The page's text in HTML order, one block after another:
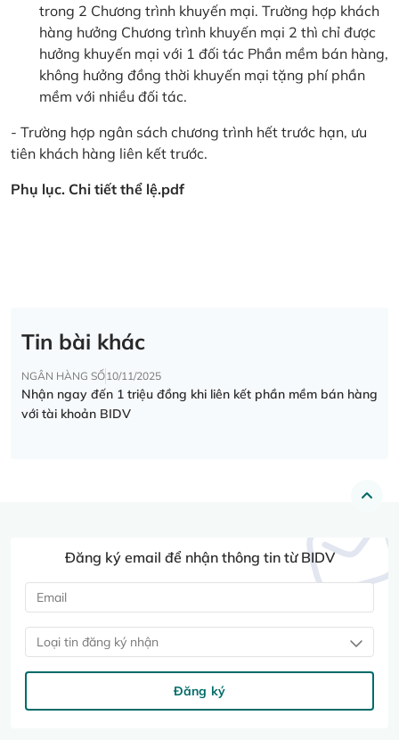
trong 2 Chương trình khuyến mại. Trường hợp khách
hàng hưởng Chương trình khuyến mại 2 thì chỉ được
hưởng khuyến mại với 1 đối tác Phần mềm bán hàng,
không hưởng đồng thời khuyến mại tặng phí phần
mềm với nhiều đối tác.
- Trường hợp ngân sách chương trình hết trước hạn, ưu
tiên khách hàng liên kết trước.
Phụ lục. Chi tiết thể lệ.pdf
Tin bài khác
NGÂN HÀNG SỐ10/11/2025
Nhận ngay đến 1 triệu đồng khi liên kết phần mềm bán hàng
với tài khoản BIDV
Đăng ký email để nhận thông tin từ BIDV
Loại tin đăng ký nhận
Đăng ký